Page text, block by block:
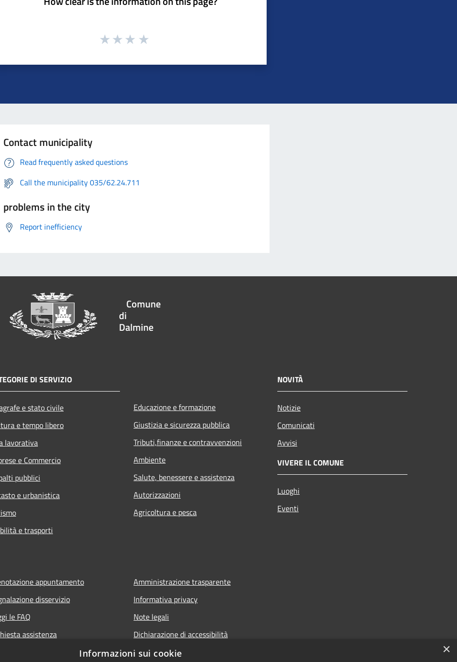
Contact municipality
Read frequently asked questions
Call the municipality 035/62.24.711
problems in the city
Report inefficiency
Comune
di
Dalmine
DI SERVIZIO
e stato civile
e tempo libero
lavorativa
e Commercio
pubblici
e urbanistica
e trasporti
Educazione e formazione
Giustizia e sicurezza pubblica
Tributi,finanze e contravvenzioni
Ambiente
Salute, benessere e assistenza
Autorizzazioni
Agricoltura e pesca
NOVITÀ
Notizie
Comunicati
Avvisi
VIVERE IL COMUNE
Luoghi
Eventi
appuntamento
disservizio
le FAQ
assistenza
Amministrazione trasparente
Informativa privacy
Note legali
Dichiarazione di accessibilità
Piano di miglioramento del sito
×
Informazioni sui cookie